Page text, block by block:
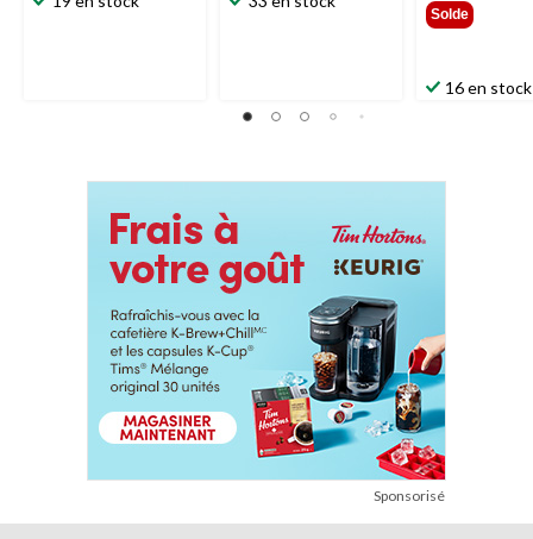
Solde
16 en stock
Sponsorisé